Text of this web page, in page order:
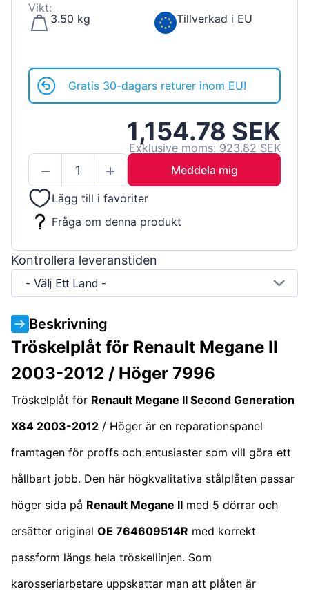
Vikt:
3.50 kg
Tillverkad i EU
Gratis 30-dagars returer inom EU!
1,154.78 SEK
Exklusive moms: 923.82 SEK
Meddela mig
Lägg till i favoriter
Fråga om denna produkt
Kontrollera leveranstiden
- Välj Ett Land -
Beskrivning
Tröskelplåt för Renault Megane II
2003-2012 / Höger 7996
Tröskelplåt för Renault Megane II Second Generation
X84 2003-2012 / Höger är en reparationspanel
framtagen för proffs och entusiaster som vill göra ett
hållbart jobb. Den här högkvalitativa stålplåten passar
höger sida på Renault Megane II med 5 dörrar och
ersätter original OE 764609514R med korrekt
passform längs hela tröskellinjen. Som
karosseriarbetare uppskattar man att plåten är